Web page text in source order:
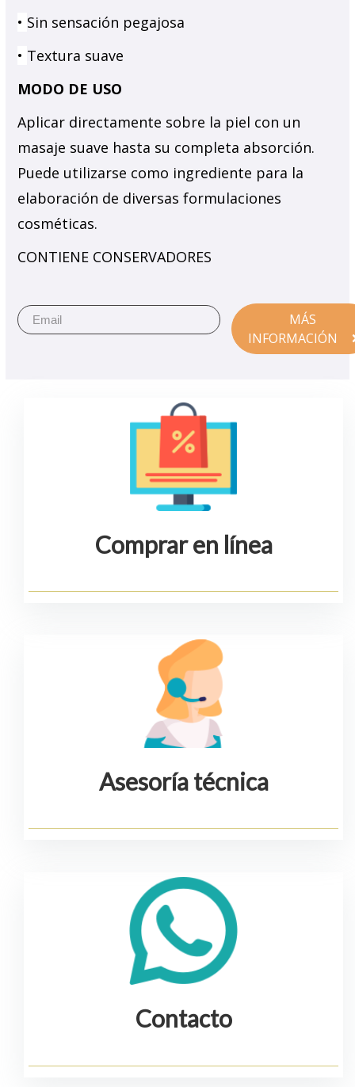
• Sin sensación pegajosa
• Textura suave
MODO DE USO
Aplicar directamente sobre la piel con un
masaje suave hasta su completa absorción.
Puede utilizarse como ingrediente para la
elaboración de diversas formulaciones
cosméticas.
CONTIENE CONSERVADORES
MÁS
INFORMACIÓN
Comprar en línea
Asesoría técnica
Contacto